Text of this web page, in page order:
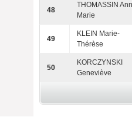
48
THOMASSIN
Marie
49
KLEIN Marie-
Thérèse
50
KORCZYNSKI
Geneviève